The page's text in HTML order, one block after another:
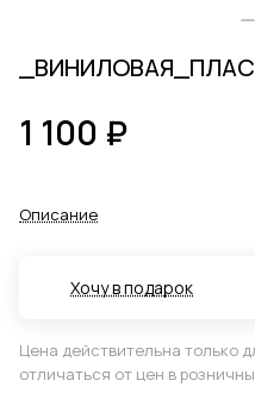
1 100 ₽
Описание
Хочу в подарок
Цена действительна только
отличаться от цен в